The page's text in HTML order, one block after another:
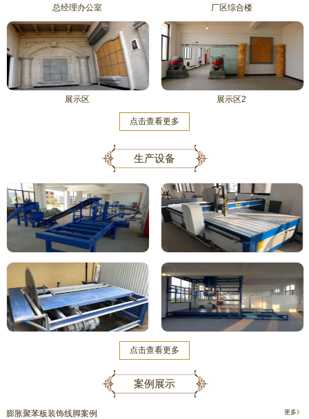
总经理办公室 厂区综合楼
展示区 展示区2
点击查看更多
生产设备
点击查看更多
案例展示
膨胀聚苯板装饰线脚案例 更多》